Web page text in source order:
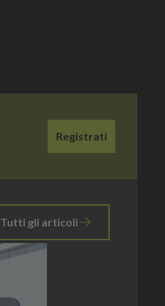
Registrati
Tutti gli articoli